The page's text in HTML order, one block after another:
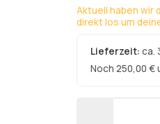
Aktuell haben wir
direkt los um
Lieferzeit:ca.
Noch 250,00 €